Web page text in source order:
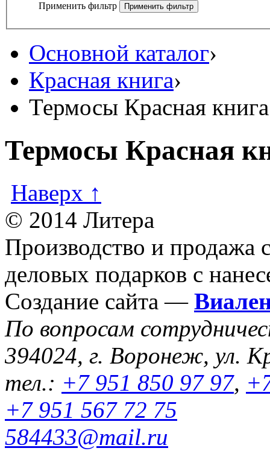
Применить фильтр
Основной каталог›
Красная книга›
Термосы Красная книга
Термосы Красная
Наверх ↑
© 2014 Литера
Производство и продажа
деловых подарков с
Создание сайта —
По вопросам
394024, г. Воронеж, ул.
тел.: +7 951 850 97 97,
+7 951 567 72 75
584433@mail.ru